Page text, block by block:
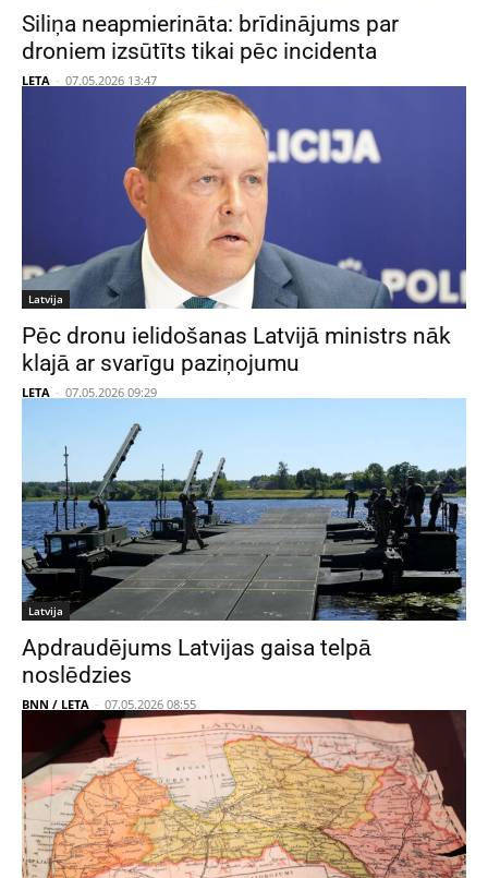
Siliņa neapmierināta: brīdinājums par
droniem izsūtīts tikai pēc incidenta
LETA - 07.05.2026 13:47
Latvija
Pēc dronu ielidošanas Latvijā ministrs nāk
klajā ar svarīgu paziņojumu
LETA - 07.05.2026 09:29
Latvija
Apdraudējums Latvijas gaisa telpā
noslēdzies
BNN / LETA - 07.05.2026 08:55